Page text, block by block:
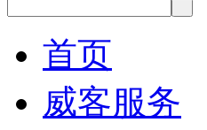
首页
威客服务